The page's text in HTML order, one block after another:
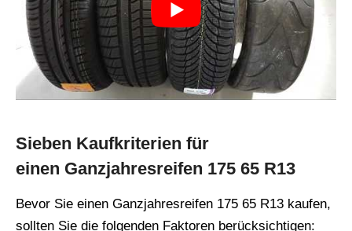
Sieben Kaufkriterien für
einen Ganzjahresreifen 175 65 R13
Bevor Sie einen Ganzjahresreifen 175 65 R13 kaufen,
sollten Sie die folgenden Faktoren berücksichtigen: